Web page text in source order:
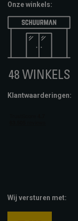
Onze winkels:
Klantwaarderingen:
Wij versturen met: